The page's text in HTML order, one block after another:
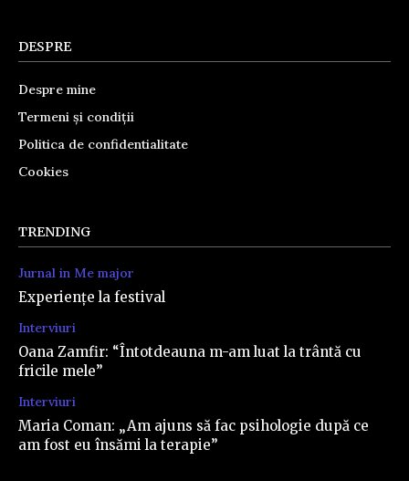
DESPRE
Despre mine
Termeni și condiții
Politica de confidentialitate
Cookies
TRENDING
Jurnal in Me major
Experiențe la festival
Interviuri
Oana Zamfir: “Întotdeauna m-am luat la trântă cu
fricile mele”
Interviuri
Maria Coman: „Am ajuns să fac psihologie după ce
am fost eu însămi la terapie”